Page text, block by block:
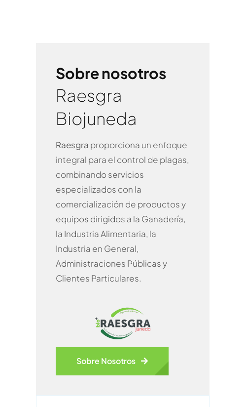
Sobre nosotros
Raesgra
Biojuneda
Raesgra proporciona un enfoque
integral para el control de plagas,
combinando servicios
especializados con la
comercialización de productos y
equipos dirigidos a la Ganadería,
la Industria Alimentaria, la
Industria en General,
Administraciones Públicas y
Clientes Particulares.
Sobre Nosotros